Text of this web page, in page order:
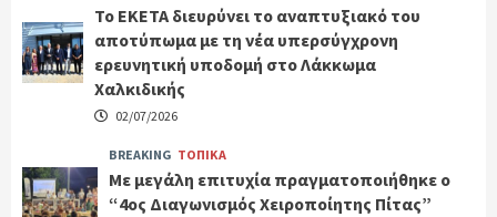
Το ΕΚΕΤΑ διευρύνει το αναπτυξιακό του
αποτύπωμα με τη νέα υπερσύγχρονη
ερευνητική υποδομή στο Λάκκωμα
Χαλκιδικής
02/07/2026
BREAKING ΤΟΠΙΚΑ
Με μεγάλη επιτυχία πραγματοποιήθηκε ο
“4ος Διαγωνισμός Χειροποίητης Πίτας”